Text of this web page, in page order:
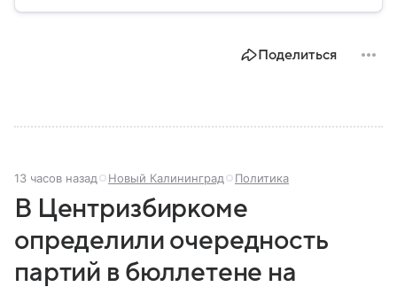
Разбираемся, как устроена Госдума, какие
Поделиться
13 часов назад Новый Калининград Политика
В Центризбиркоме
определили очередность
партий в бюллетене на